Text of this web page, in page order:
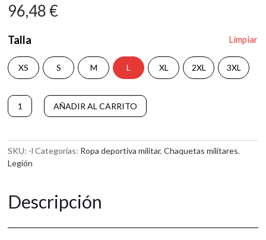
96,48€
Talla
XS S M L XL 2XL 3XL
Limpiar
Chaqueta
LEGION
cantidad
AÑADIR AL CARRITO
A
t
e
r
t
v
SKU: -l Categorías: Ropa deportiva militar,Chaquetas militares,
Legión
Descripción